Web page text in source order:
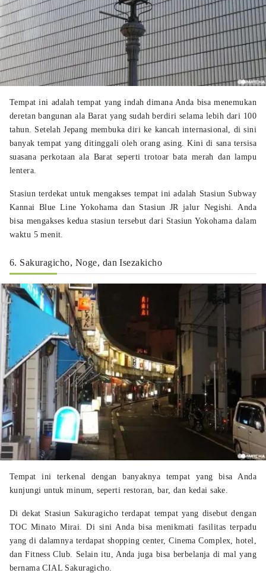
Tempat ini adalah tempat yang indah dimana Anda bisa menemukan
deretan bangunan ala Barat yang sudah berdiri selama lebih dari 100
tahun. Setelah Jepang membuka diri ke kancah internasional, di sini
banyak tempat yang ditinggali oleh orang asing. Kini di sana tersisa
suasana perkotaan ala Barat seperti trotoar bata merah dan lampu
lentera.
Stasiun terdekat untuk mengakses tempat ini adalah Stasiun Subway
Kannai Blue Line Yokohama dan Stasiun JR jalur Negishi. Anda
bisa mengakses kedua stasiun tersebut dari Stasiun Yokohama dalam
waktu 5 menit.
6. Sakuragicho, Noge, dan Isezakicho
Tempat ini terkenal dengan banyaknya tempat yang bisa Anda
kunjungi untuk minum, seperti restoran, bar, dan kedai sake.
Di dekat Stasiun Sakuragicho terdapat tempat yang disebut dengan
TOC Minato Mirai. Di sini Anda bisa menikmati fasilitas terpadu
yang di dalamnya terdapat shopping center, Cinema Complex, hotel,
dan Fitness Club. Selain itu, Anda juga bisa berbelanja di mal yang
bernama CIAL Sakuragicho.